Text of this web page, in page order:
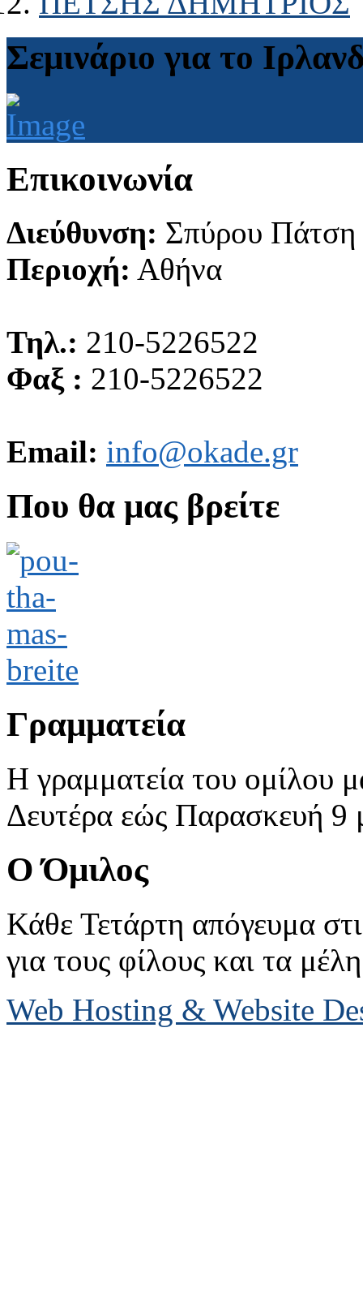
Σεμινάριο για το
Επικοινωνία
Διεύθυνση: Σπύρου Πάτση
Περιοχή: Αθήνα
Τηλ.: 210-5226522
Φαξ : 210-5226522
Email: info@okade.gr
Που θα μας βρείτε
Γραμματεία
Η γραμματεία του ομίλου
Δευτέρα εώς Παρασκευή 9
Ο Όμιλος
Κάθε Τετάρτη απόγευμα
για τους φίλους και τα
Web Hosting & Website